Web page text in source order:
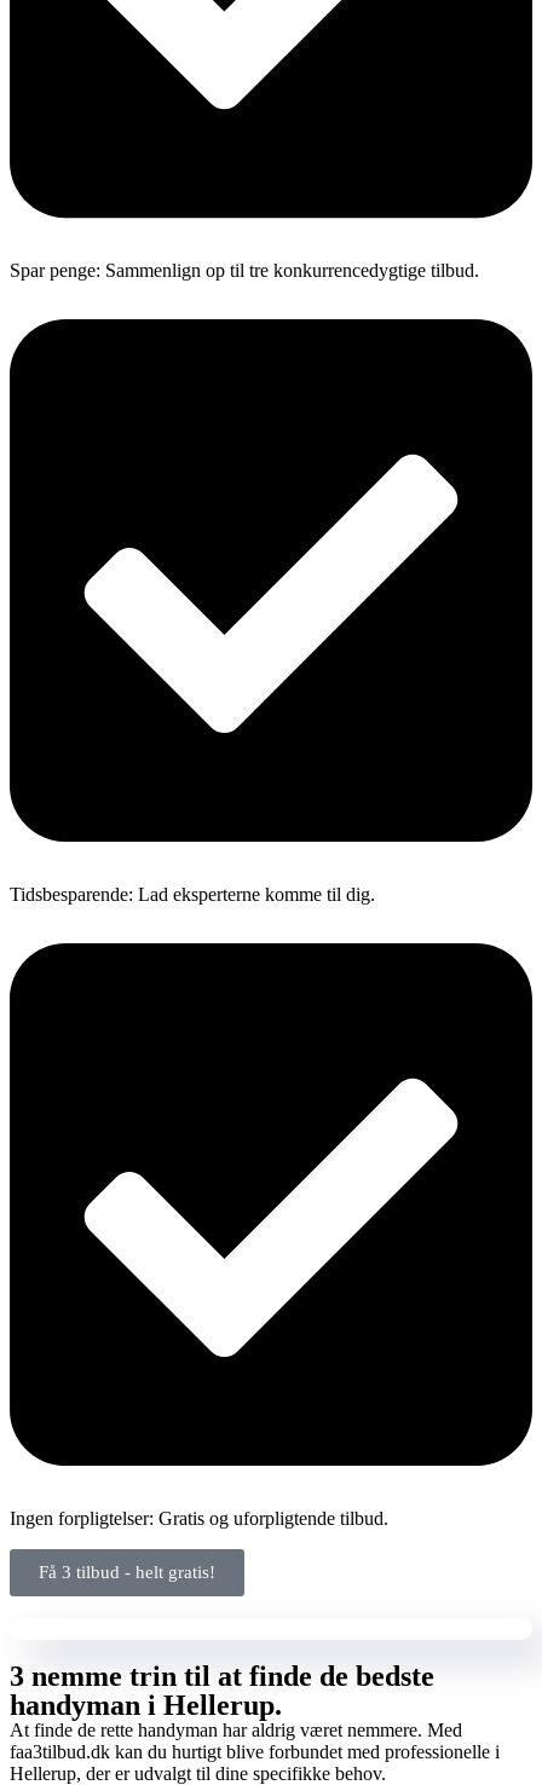
Spar penge: Sammenlign op til tre konkurrencedygtige tilbud.
Tidsbesparende: Lad eksperterne komme til dig.
Ingen forpligtelser: Gratis og uforpligtende tilbud.
Få 3 tilbud - helt gratis!
3 nemme trin til at finde de bedste
handyman i Hellerup.
At finde de rette handyman har aldrig været nemmere. Med
faa3tilbud.dk kan du hurtigt blive forbundet med professionelle i
Hellerup, der er udvalgt til dine specifikke behov.